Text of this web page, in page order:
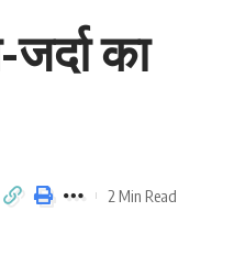
का
2 Min Read